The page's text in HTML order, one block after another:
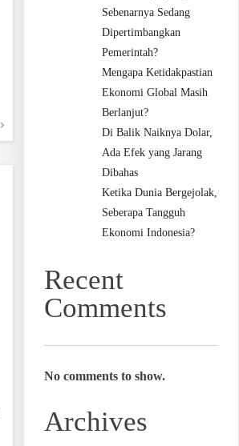
Sebenarnya Sedang
Dipertimbangkan
Pemerintah?
Mengapa Ketidakpastian
Ekonomi Global Masih
Berlanjut?
Di Balik Naiknya Dolar,
Ada Efek yang Jarang
Dibahas
Ketika Dunia Bergejolak,
Seberapa Tangguh
Ekonomi Indonesia?
Recent
Comments
No comments to show.
Archives